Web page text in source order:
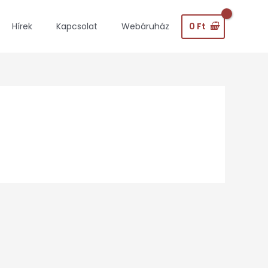
Hírek Kapcsolat Webáruház 0 Ft